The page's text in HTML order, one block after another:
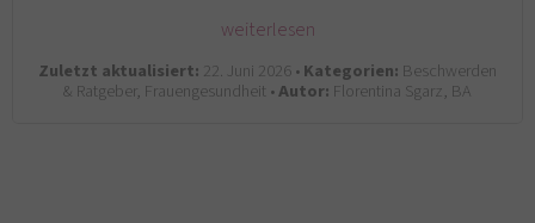
weiterlesen
Zuletzt aktualisiert: 22. Juni 2026 •Kategorien: Beschwerden
& Ratgeber, Frauengesundheit •Autor: Florentina Sgarz, BA